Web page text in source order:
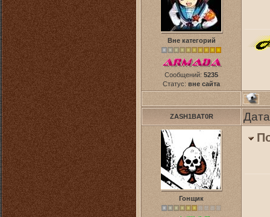
Вне категорий
Сообщений: 5235
Статус: вне сайта
ZASH1BAT0R
Гонщик